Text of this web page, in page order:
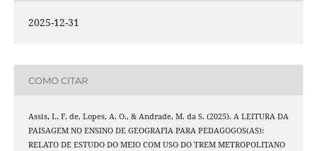
2025-12-31
COMO CITAR
Assis, L. F. de, Lopes, A. O., & Andrade, M. da S. (2025). A LEITURA DA
PAISAGEM NO ENSINO DE GEOGRAFIA PARA PEDAGOGOS(AS):
RELATO DE ESTUDO DO MEIO COM USO DO TREM METROPOLITANO